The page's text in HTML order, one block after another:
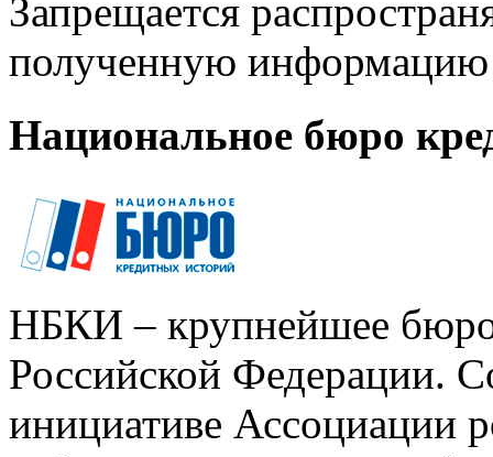
Запрещается
полученную информацию
Национальное бюро
НБКИ – крупнейшее
Российской Федерации.
инициативе Ассоциации